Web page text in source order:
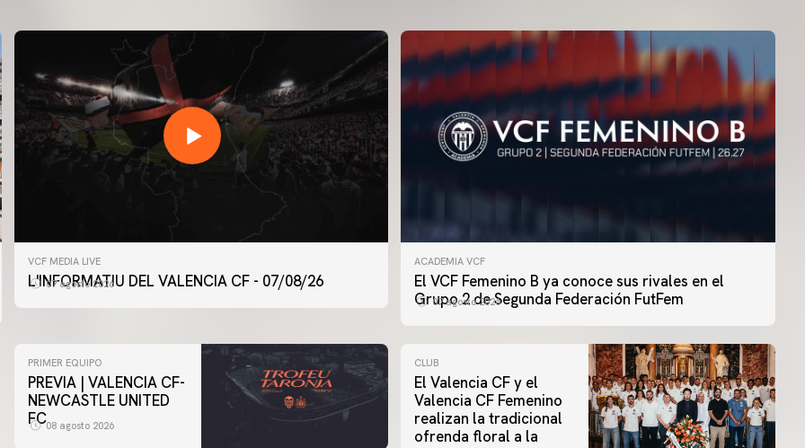
VCF MEDIA LIVE
L'INFORMATIU DEL VALENCIA CF - 07/08/26
07 agosto 2026
ACADEMIA VCF
El VCF Femenino B ya conoce sus rivales en el
Grupo 2 de Segunda Federación FutFem
07 agosto 2026
PRIMER EQUIPO
PREVIA | VALENCIA CF-
NEWCASTLE UNITED
FC08 agosto 2026
CLUB
El Valencia CF y el
Valencia CF Femenino
realizan la tradicional
ofrenda floral a la